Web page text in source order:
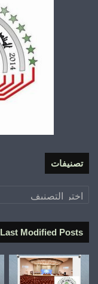
تصنيفات
تصنيفات
Last Modified Posts